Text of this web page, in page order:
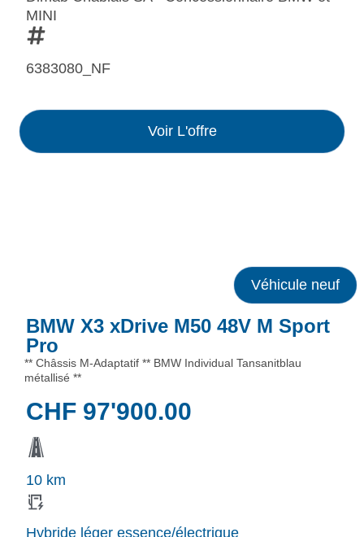
MINI
6383080_NF
Voir L'offre
Véhicule neuf
BMW X3 xDrive M50 48V M Sport
Pro
** Châssis M-Adaptatif ** BMW Individual Tansanitblau
métallisé **
CHF 97'900.00
10 km
Hybride léger essence/électrique